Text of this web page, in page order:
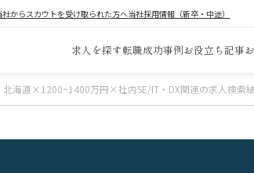
社からスカウトを受け取られた方へ当社採用情報（新卒・中途）
求人を探す転職成功事例お役立ち記事
北海道×1200~1400万円×社内SE/IT・DX関連の求人検索